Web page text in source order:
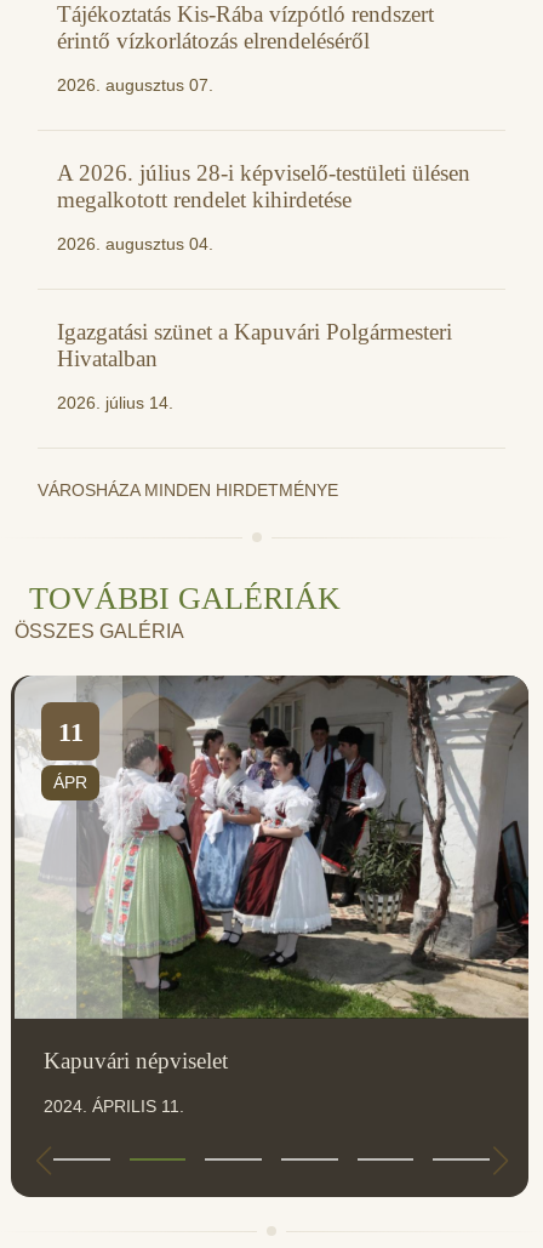
Tájékoztatás Kis-Rába vízpótló rendszert
érintő vízkorlátozás elrendeléséről
2026. augusztus 07.
A 2026. július 28-i képviselő-testületi ülésen
megalkotott rendelet kihirdetése
2026. augusztus 04.
Igazgatási szünet a Kapuvári Polgármesteri
Hivatalban
2026. július 14.
VÁROSHÁZA MINDEN HIRDETMÉNYE
TOVÁBBI GALÉRIÁK
ÖSSZES GALÉRIA
11
ÁPR
Kapuvári népviselet
2024. ÁPRILIS 11.